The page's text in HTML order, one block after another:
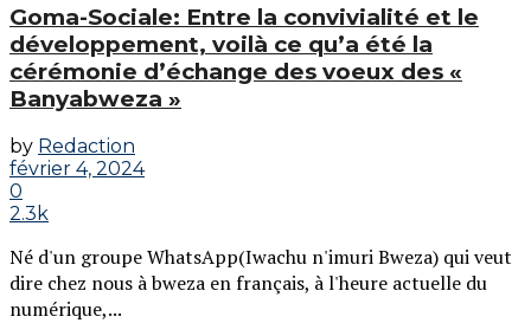
Goma-Sociale: Entre la convivialité et le
développement, voilà ce qu’a été la
cérémonie d’échange des voeux des «
Banyabweza »
by Redaction
février 4, 2024
0
2.3k
Né d'un groupe WhatsApp(Iwachu n'imuri Bweza) qui veut
dire chez nous à bweza en français, à l'heure actuelle du
numérique,...